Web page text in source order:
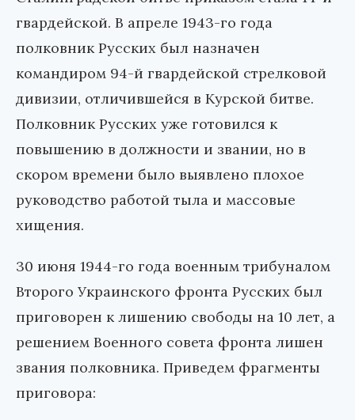
гвардейской. В апреле 1943-го года
полковник Русских был назначен
командиром 94-й гвардейской стрелковой
дивизии, отличившейся в Курской битве.
Полковник Русских уже готовился к
повышению в должности и звании, но в
скором времени было выявлено плохое
руководство работой тыла и массовые
хищения.
30 июня 1944-го года военным трибуналом
Второго Украинского фронта Русских был
приговорен к лишению свободы на 10 лет, а
решением Военного совета фронта лишен
звания полковника. Приведем фрагменты
приговора: